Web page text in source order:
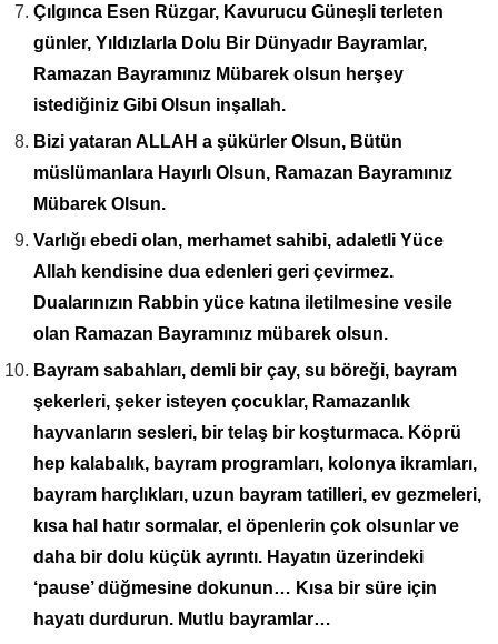
Çılgınca Esen Rüzgar, Kavurucu Güneşli terleten
günler, Yıldızlarla Dolu Bir Dünyadır Bayramlar,
Ramazan Bayramınız Mübarek olsun herşey
istediğiniz Gibi Olsun inşallah.
Bizi yataran ALLAH a şükürler Olsun, Bütün
müslümanlara Hayırlı Olsun, Ramazan Bayramınız
Mübarek Olsun.
Varlığı ebedi olan, merhamet sahibi, adaletli Yüce
Allah kendisine dua edenleri geri çevirmez.
Dualarınızın Rabbin yüce katına iletilmesine vesile
olan Ramazan Bayramınız mübarek olsun.
Bayram sabahları, demli bir çay, su böreği, bayram
şekerleri, şeker isteyen çocuklar, Ramazanlık
hayvanların sesleri, bir telaş bir koşturmaca. Köprü
hep kalabalık, bayram programları, kolonya ikramları,
bayram harçlıkları, uzun bayram tatilleri, ev gezmeleri,
kısa hal hatır sormalar, el öpenlerin çok olsunlar ve
daha bir dolu küçük ayrıntı. Hayatın üzerindeki
‘pause’ düğmesine dokunun… Kısa bir süre için
hayatı durdurun. Mutlu bayramlar…